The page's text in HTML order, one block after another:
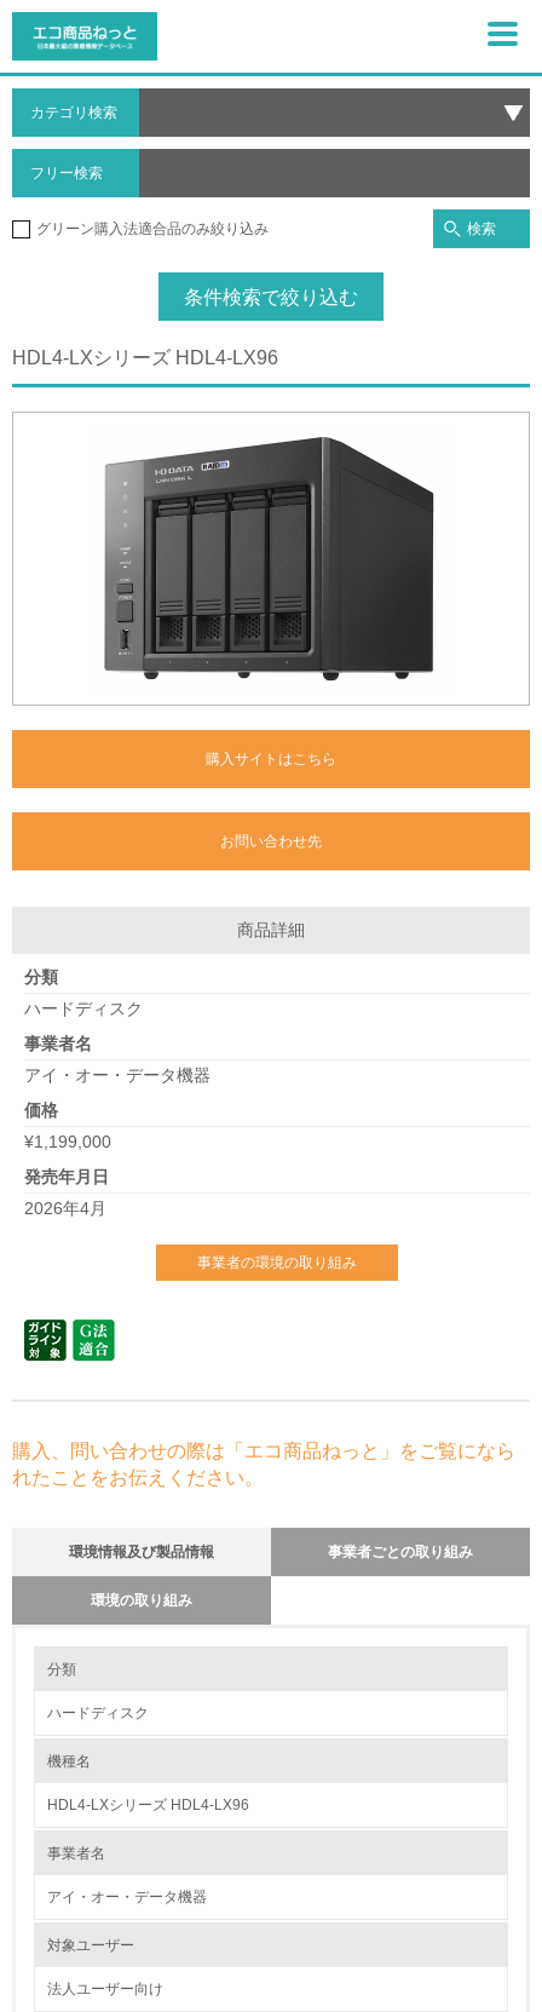
カテゴリ検索
フリー検索
グリーン購入法適合品のみ絞り込み 検索
条件検索で絞り込む
HDL4-LXシリーズ HDL4-LX96
購入サイトはこちら
お問い合わせ先
商品詳細
分類
ハードディスク
事業者名
アイ・オー・データ機器
価格
¥1,199,000
発売年月日
2026年4月
事業者の環境の取り組み
購入、問い合わせの際は「エコ商品ねっと」をご覧になら
れたことをお伝えください。
環境情報及び製品情報 事業者ごとの取り組み
環境の取り組み
1.環境取り組み体制
分類
ハードディスク
機種名
HDL4-LXシリーズ HDL4-LX96
事業者名
アイ・オー・データ機器
対象ユーザー
法人ユーザー向け